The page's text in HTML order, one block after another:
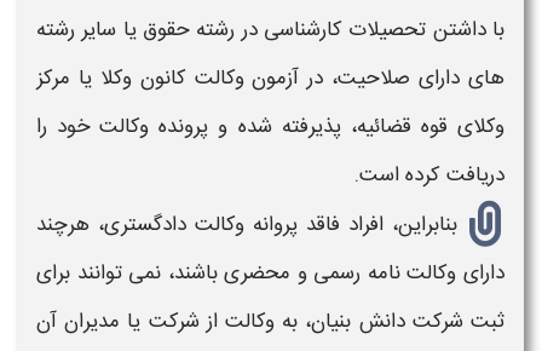
با داشتن تحصیلات کارشناسی در رشته حقوق یا سایر رشته
های دارای صلاحیت، در آزمون وکالت کانون وکلا یا مرکز
وکلای قوه قضائیه، پذیرفته شده و پرونده وکالت خود را
دریافت کرده است.
بنابراین، افراد فاقد پروانه وکالت دادگستری، هرچند
دارای وکالت نامه رسمی و محضری باشند، نمی توانند برای
ثبت شرکت دانش بنیان، به وکالت از شرکت یا مدیران آن